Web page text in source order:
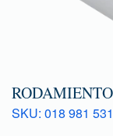
SKU: 018 981